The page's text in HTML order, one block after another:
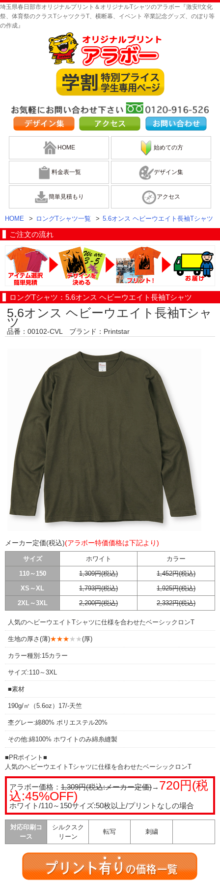
埼玉県春日部市オリジナルプリント＆オリジナルTシャツのアラボー『激安!!文化
祭、体育祭のクラスTシャツクラT、横断幕、イベント 卒業記念グッズ、のぼり等
の作成』
HOME 始めての方
料金表一覧 デザイン集
簡単見積もり アクセス
HOME > ロングTシャツ一覧 > 5.6オンス ヘビーウエイト長袖Tシャツ
ご注文の流れ
ロングTシャツ：5.6オンス ヘビーウエイト長袖Tシャツ
5.6オンス ヘビーウエイト長袖Tシャ
ツ
品番：00102-CVL ブランド：Printstar
メーカー定価(税込)(アラボー特価価格は下記より)
サイズ ホワイト
カラー
110～150
1,309円(税込)
1,452円(税込)
XS～XL
1,793円(税込)
1,925円(税込)
2XL～3XL
2,200円(税込) 2,332円(税込)
人気のヘビーウエイトTシャツに仕様を合わせたベーシックロンT
生地の厚さ(薄)★★★★★(厚)
カラー種別:15カラー
サイズ:110～3XL
■素材
190g/㎡（5.6oz）17/-天竺
杢グレー:綿80% ポリエステル20%
その他:綿100% ホワイトのみ綿糸縫製
■PRポイント■
人気のヘビーウエイトTシャツに仕様を合わせたベーシックロンT
アラボー価格： 1,309円(税込:メーカー定価)→ 720円(税
込:45%OFF)
ホワイト/110～150サイズ:50枚以上/プリントなしの場合
対応印刷コ
ース
シルクスク
リーン
転写 刺繍